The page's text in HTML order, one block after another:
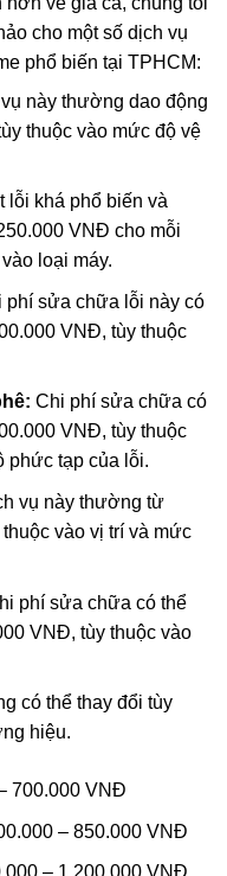
cho một số dịch vụ
phổ biến tại TPHCM:
này thường dao động
thuộc vào mức độ vệ
lỗi khá phổ biến và
VNĐ cho mỗi
loại máy.
phí sửa chữa lỗi này có
VNĐ, tùy thuộc
Chi phí sửa chữa có
VNĐ, tùy thuộc
phức tạp của lỗi.
vụ này thường từ
vào vị trí và mức
phí sửa chữa có thể
VNĐ, tùy thuộc vào
có thể thay đổi tùy
hiệu.
700.000 VNĐ
– 850.000 VNĐ